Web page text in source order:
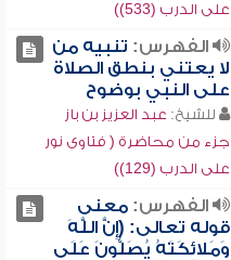
على الدرب (533))
الفهرس: تنبيه من
لا يعتني بنطق الصلاة
على النبي بوضوح
للشيخ: عبد العزيز بن باز
جزء من محاضرة ( فتاوى نور
على الدرب (129))
الفهرس:معنى
قوله تعالى: (إِنَّ اللَّهَ
وَمَلائِكَتَهُ يُصَلُّونَ عَلَى